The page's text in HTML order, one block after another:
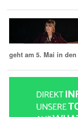
geht am 5. Mai in den